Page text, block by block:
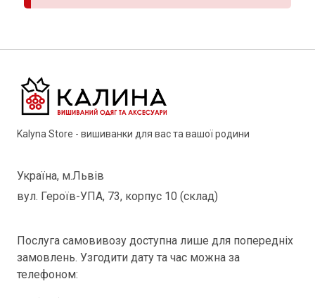
Kalyna Store - вишиванки для вас та вашої родини
Україна, м.Львів
вул. Героїв-УПА, 73, корпус 10 (склад)
Послуга самовивозу доступна лише для попередніх
замовлень. Узгодити дату та час можна за
телефоном: